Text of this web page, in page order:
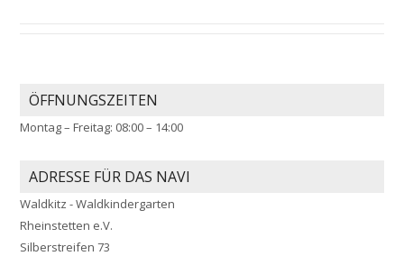
ÖFFNUNGSZEITEN
Montag – Freitag: 08:00 – 14:00
ADRESSE FÜR DAS NAVI
Waldkitz - Waldkindergarten
Rheinstetten e.V.
Silberstreifen 73